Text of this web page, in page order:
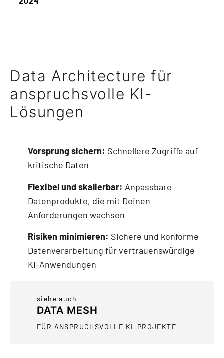
Data Architecture für
anspruchsvolle KI-
Lösungen
Vorsprung sichern: Schnellere Zugriffe auf
kritische Daten
Flexibel und skalierbar: Anpassbare
Datenprodukte, die mit Deinen
Anforderungen wachsen
Risiken minimieren: Sichere und konforme
Datenverarbeitung für vertrauenswürdige
KI-Anwendungen
siehe auch
DATA MESH
FÜR ANSPRUCHSVOLLE KI-PROJEKTE